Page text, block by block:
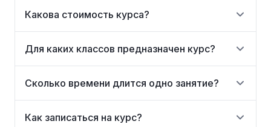
Какова стоимость курса?
Для каких классов предназначен курс?
Сколько времени длится одно занятие?
Как записаться на курс?